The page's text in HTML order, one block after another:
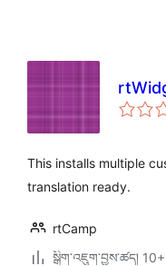
This installs multiple
translation ready.
rtCamp
སྒྲིག་འཇུག་བྱས་ཚད། 10+